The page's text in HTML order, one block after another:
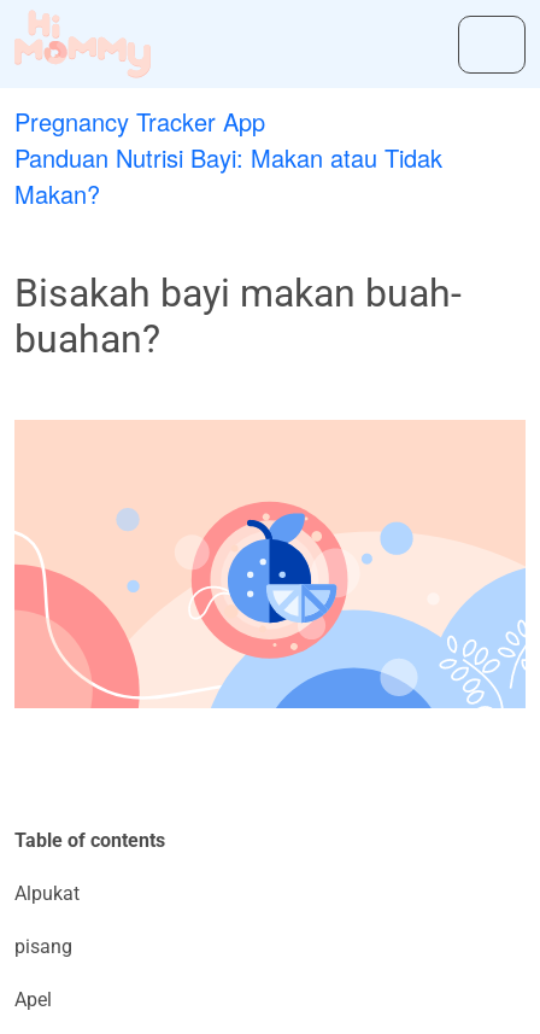
Pregnancy Tracker App
Panduan Nutrisi Bayi: Makan atau Tidak
Makan?
Bisakah bayi makan buah-
buahan?
Table of contents
Alpukat
pisang
Apel